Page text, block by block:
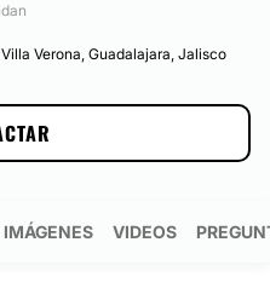
Verona, Guadalajara, Jalisco
IMÁGENES VIDEOS